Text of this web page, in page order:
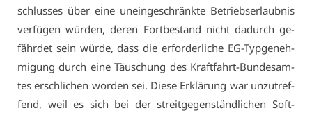
schlus­ses über ei­ne un­ein­ge­schränk­te Be­triebs­er­laub­nis
ver­fü­gen wür­den, de­ren Fort­be­stand nicht da­durch ge­
fähr­det sein wür­de, dass die er­for­der­li­che EG-Typ­ge­neh­
mi­gung durch ei­ne Täu­schung des Kraft­fahrt-Bun­des­am­
tes er­schli­chen wor­den sei. Die­se Er­klä­rung war un­zu­tref­
fend, weil es sich bei der streit­ge­gen­ständ­li­chen Soft­